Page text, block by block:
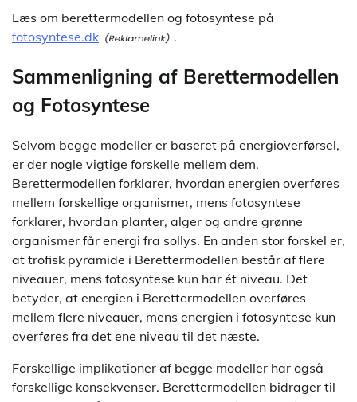
Læs om berettermodellen og fotosyntese på
fotosyntese.dk
.
Sammenligning af Berettermodellen
og Fotosyntese
Selvom begge modeller er baseret på energioverførsel,
er der nogle vigtige forskelle mellem dem.
Berettermodellen forklarer, hvordan energien overføres
mellem forskellige organismer, mens fotosyntese
forklarer, hvordan planter, alger og andre grønne
organismer får energi fra sollys. En anden stor forskel er,
at trofisk pyramide i Berettermodellen består af flere
niveauer, mens fotosyntese kun har ét niveau. Det
betyder, at energien i Berettermodellen overføres
mellem flere niveauer, mens energien i fotosyntese kun
overføres fra det ene niveau til det næste.
Forskellige implikationer af begge modeller har også
forskellige konsekvenser. Berettermodellen bidrager til